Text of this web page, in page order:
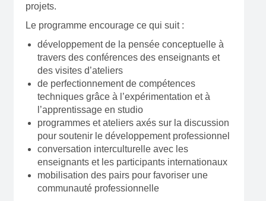
projets.
Le programme encourage ce qui suit :
développement de la pensée conceptuelle à
travers des conférences des enseignants et
des visites d’ateliers
de perfectionnement de compétences
techniques grâce à l’expérimentation et à
l’apprentissage en studio
programmes et ateliers axés sur la discussion
pour soutenir le développement professionnel
conversation interculturelle avec les
enseignants et les participants internationaux
mobilisation des pairs pour favoriser une
communauté professionnelle